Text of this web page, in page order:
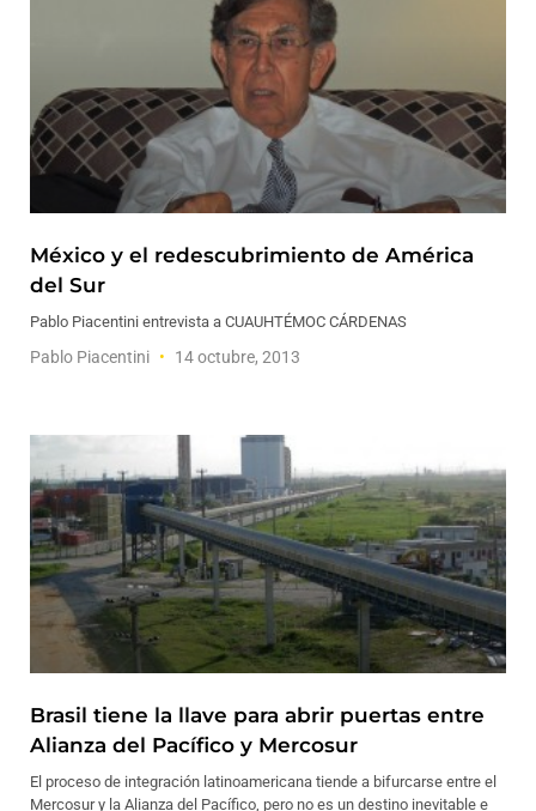
México y el redescubrimiento de América
del Sur
Pablo Piacentini entrevista a CUAUHTÉMOC CÁRDENAS
Pablo Piacentini 14 octubre, 2013
Brasil tiene la llave para abrir puertas entre
Alianza del Pacífico y Mercosur
El proceso de integración latinoamericana tiende a bifurcarse entre el
Mercosur y la Alianza del Pacífico, pero no es un destino inevitable e